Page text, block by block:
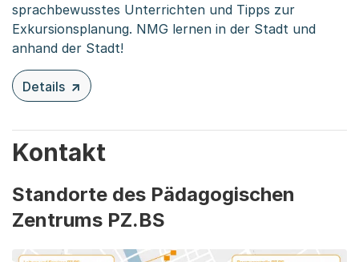
sprachbewusstes Unterrichten und Tipps zur
Exkursionsplanung. NMG lernen in der Stadt und
anhand der Stadt!
Details
zu diesem Inhalt: Lehrmittel Stadtkunde
Kontakt
Standorte des Pädagogischen
Zentrums PZ.BS